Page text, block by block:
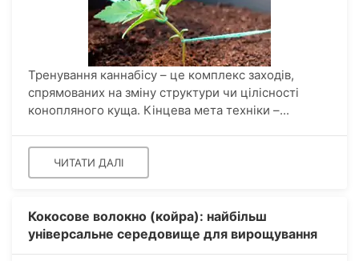
Тренування каннабісу – це комплекс заходів,
спрямованих на зміну структури чи цілісності
конопляного куща. Кінцева мета техніки –...
ЧИТАТИ ДАЛІ
Кокосове волокно (койра): найбільш
універсальне середовище для вирощування
канабісу